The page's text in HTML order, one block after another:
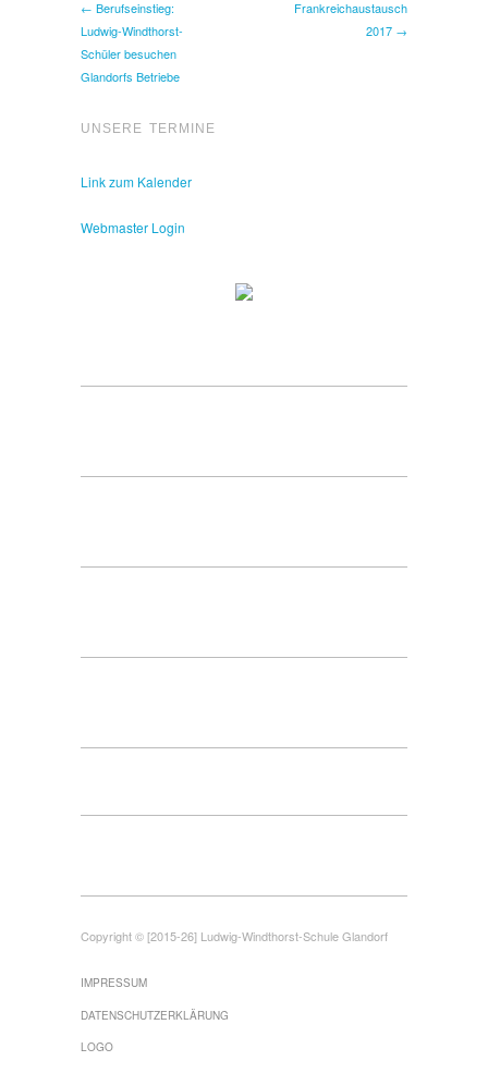
← Berufseinstieg:
Ludwig-Windthorst-
Schüler besuchen
Glandorfs Betriebe
Frankreichaustausch
2017 →
UNSERE TERMINE
Link zum Kalender
Webmaster Login
Copyright © [2015-26] Ludwig-Windthorst-Schule Glandorf
IMPRESSUM
DATENSCHUTZERKLÄRUNG
LOGO